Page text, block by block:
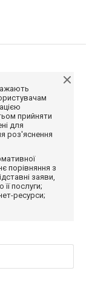
прийняти
для
роз'яснення
порівняння з
заяви,
послуги;
ресурси;